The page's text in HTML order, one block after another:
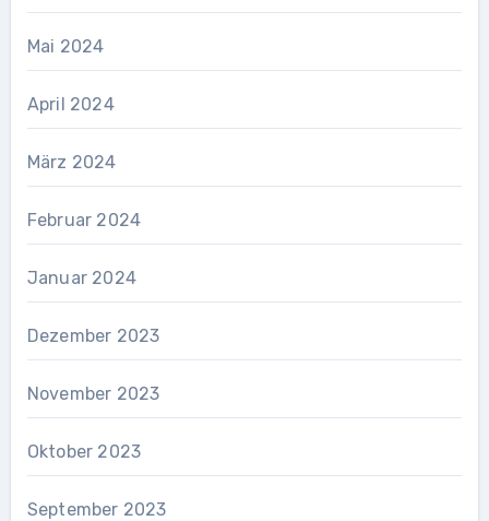
Mai 2024
April 2024
März 2024
Februar 2024
Januar 2024
Dezember 2023
November 2023
Oktober 2023
September 2023